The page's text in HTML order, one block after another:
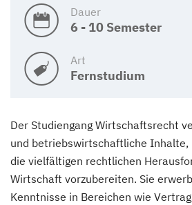
Dauer
6 - 10 Semester
Art
Fernstudium
Der Studiengang Wirtschaftsrecht
und betriebswirtschaftliche Inhalte,
die vielfältigen rechtlichen
Wirtschaft vorzubereiten. Sie
Kenntnisse in Bereichen wie